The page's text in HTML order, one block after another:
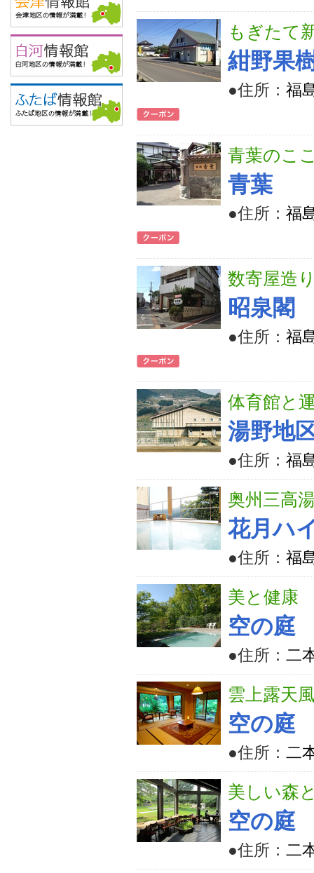
もぎたて
紺野果
●住所： 福
青葉のこ
青葉
●住所： 福
数寄屋造
昭泉閣
●住所： 福
体育館と
湯野地
●住所： 福
奥州三高
花月ハ
●住所： 福
美と健康
空の庭
●住所： 二
雲上露天
空の庭
●住所： 二
美しい森
空の庭
●住所： 二